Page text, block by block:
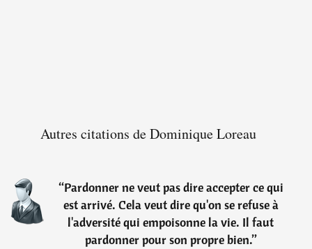
Autres citations de Dominique Loreau
“Pardonner ne veut pas dire accepter ce qui
est arrivé. Cela veut dire qu'on se refuse à
l'adversité qui empoisonne la vie. Il faut
pardonner pour son propre bien.”